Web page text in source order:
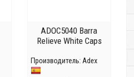
ADOC5040 Barra
Relieve White Caps
Производитель: Adex